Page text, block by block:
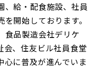
、給・配食施設、社員
開始しております。
食品製造会社デリケ
会、住友ビル社員食堂
に普及が進んでいま